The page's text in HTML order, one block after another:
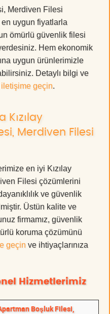
Merdiven Filesi
uygun fiyatlarla
ömürlü güvenlik filesi
Hem ekonomik
uygun ürünlerimizle
Detaylı bilgi ve
geçin.
Kızılay
Merdiven Filesi
en iyi Kızılay
Filesi çözümlerini
ve güvenlik
Üstün kalite ve
firmamız, güvenlik
koruma çözümünü
geçin ve ihtiyaçlarınıza
Hizmetlerimiz
Boşluk Filesi,